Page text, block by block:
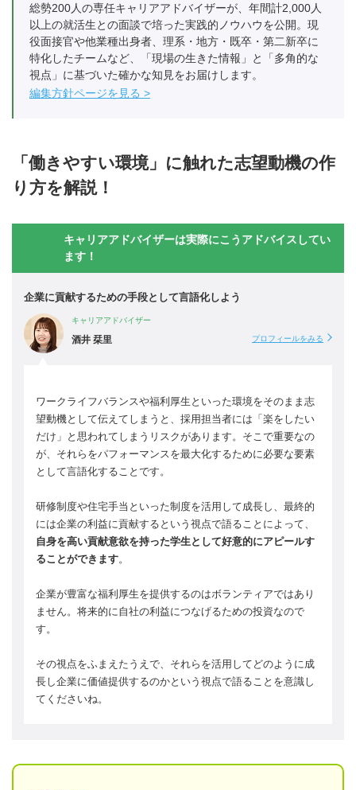
総勢200人の専任キャリアアドバイザーが、年間計2,000人
以上の就活生との面談で培った実践的ノウハウを公開。現
役面接官や他業種出身者、理系・地方・既卒・第二新卒に
特化したチームなど、「現場の生きた情報」と「多角的な
視点」に基づいた確かな知見をお届けします。
編集方針ページを見る
「働きやすい環境」に触れた志望動機の作
り方を解説！
キャリアアドバイザーは実際にこうアドバイスしてい
ます！
企業に貢献するための手段として言語化しよう
キャリアアドバイザー
酒井 栞里 プロフィールをみる
ワークライフバランスや福利厚生といった環境をそのまま志
望動機として伝えてしまうと、採用担当者には「楽をしたい
だけ」と思われてしまうリスクがあります。そこで重要なの
が、それらをパフォーマンスを最大化するために必要な要素
として言語化することです。
研修制度や住宅手当といった制度を活用して成長し、最終的
には企業の利益に貢献するという視点で語ることによって、
自身を高い貢献意欲を持った学生として好意的にアピールす
ることができます。
企業が豊富な福利厚生を提供するのはボランティアではあり
ません。将来的に自社の利益につなげるための投資なので
す。
その視点をふまえたうえで、それらを活用してどのように成
長し企業に価値提供するのかという視点で語ることを意識し
てくださいね。